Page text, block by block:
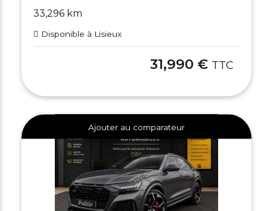
33,296 km
Disponible à Lisieux
31,990 € TTC
Ajouter au comparateur